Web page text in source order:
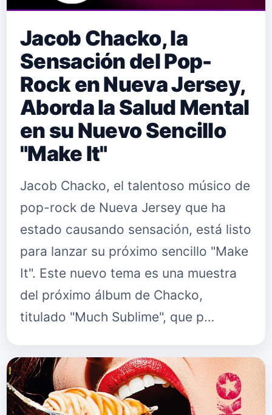
Jacob Chacko, la
Sensación del Pop-
Rock en Nueva Jersey,
Aborda la Salud Mental
en su Nuevo Sencillo
"Make It"
Jacob Chacko, el talentoso músico de
pop-rock de Nueva Jersey que ha
estado causando sensación, está listo
para lanzar su próximo sencillo "Make
It". Este nuevo tema es una muestra
del próximo álbum de Chacko,
titulado "Much Sublime", que p…